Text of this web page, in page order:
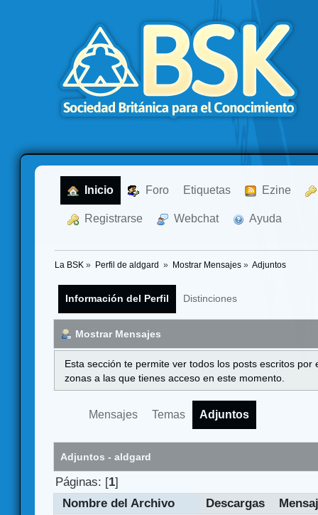
Inicio Foro Etiquetas Ezine
Registrarse Webchat Ayuda
La BSK » Perfil de aldgard » Mostrar Mensajes» Adjuntos
Información del Perfil Distinciones
Mostrar Mensajes
Esta sección te permite ver todos los posts escritos
zonas a las que tienes acceso en este momento.
Mensajes Temas Adjuntos
Adjuntos - aldgard
Páginas: [1]
Nombre del Archivo
Descargas